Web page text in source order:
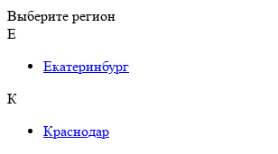
Выберите регион
Е
Екатеринбург
К
Краснодар